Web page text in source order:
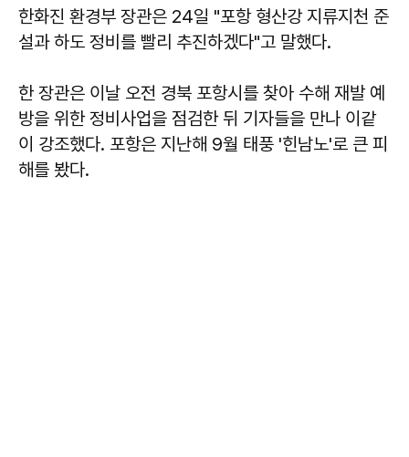
한화진 환경부 장관은 24일 "포항 형산강 지류지천 준
설과 하도 정비를 빨리 추진하겠다"고 말했다.
한 장관은 이날 오전 경북 포항시를 찾아 수해 재발 예
방을 위한 정비사업을 점검한 뒤 기자들을 만나 이같
이 강조했다. 포항은 지난해 9월 태풍 '힌남노'로 큰 피
해를 봤다.